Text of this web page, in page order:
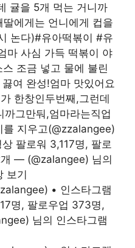
귤을 5개 먹는 거니까
에게는 언니에게 컵을
논다)#유아떡볶이 #유
마 사심 가득 떡볶이 야
조금 넣고 물에 불린
여 완성!엄마 맛있어요
한창인두번째,그런데
까그만둬,엄마라는직업
를 지우고(@zzalangee)
팔로워 3,117명, 팔로
— (@zalangee) 님의
보기
• 인스타그램
명, 팔로우업 373명,
님의 인스타그램